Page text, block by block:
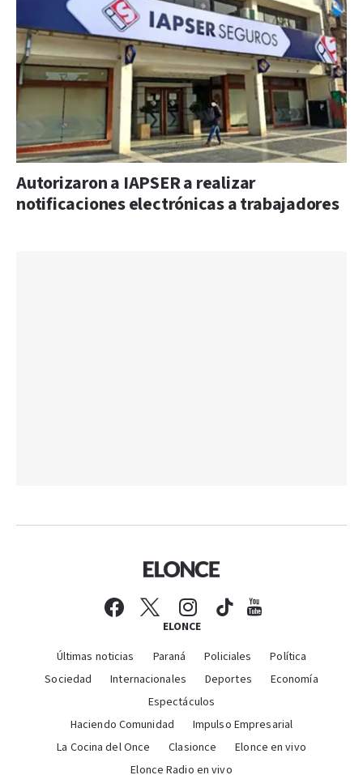
Autorizaron a IAPSER a realizar
notificaciones electrónicas a trabajadores
ELONCE
Últimas noticias Paraná Policiales
Política
Sociedad
Internacionales Deportes
Economía
Espectáculos
Haciendo Comunidad
Impulso Empresarial
La Cocina del Once
Clasionce
Elonce en vivo
Elonce Radio en vivo